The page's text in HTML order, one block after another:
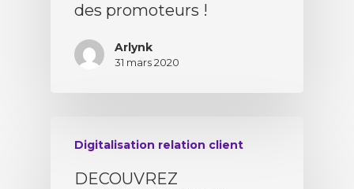
des promoteurs !
Arlynk
31 mars 2020
Digitalisation relation client
DECOUVREZ